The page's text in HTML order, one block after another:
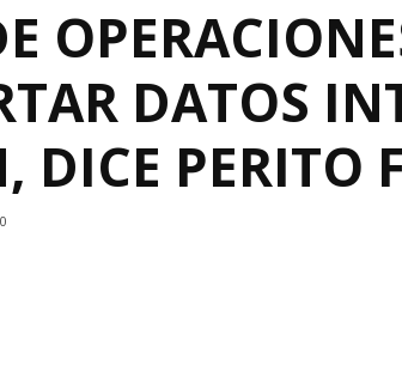
DATOS
DICE PERITO
0